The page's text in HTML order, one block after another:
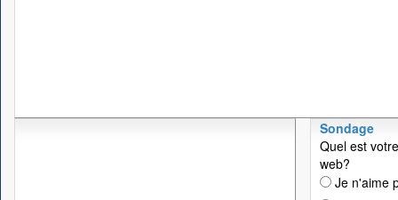
Sondage
Quel est
web?
Je n'aime